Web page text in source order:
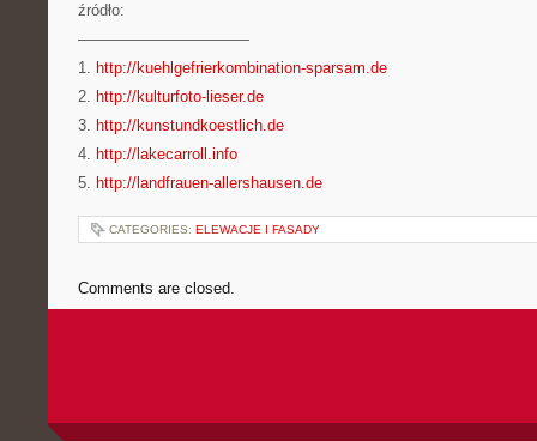
źródło:
———————————
1. http://kuehlgefrierkombination-sparsam.de
2. http://kulturfoto-lieser.de
3. http://kunstundkoestlich.de
4. http://lakecarroll.info
5. http://landfrauen-allershausen.de
CATEGORIES: ELEWACJE I FASADY
Comments are closed.